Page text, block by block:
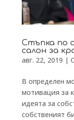
Стъпка по
салон за
авг. 22, 2019 |
В определен
мотивация за
идеята за
собственият